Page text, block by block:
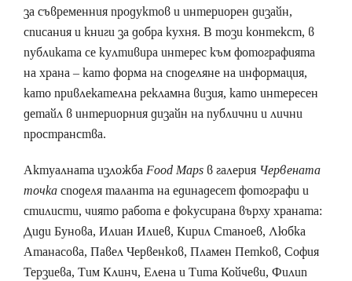
за съвременния продуктов и интериорен дизайн,
списания и книги за добра кухня. В този контекст, в
публиката се култивира интерес към фотографията
на храна – като форма на споделяне на информация,
като привлекателна рекламна визия, като интересен
детайл в интериорния дизайн на публични и лични
пространства.
Актуалната изложбаFood Maps в галерия Червената
точкасподеля таланта на единадесет фотографи и
стилисти, чиято работа е фокусирана върху храната:
Диди Бунова, Илиан Илиев, Кирил Станоев, Любка
Атанасова, Павел Червенков, Пламен Петков, София
Терзиева, Тим Клинч, Елена и Тита Койчеви, Филип